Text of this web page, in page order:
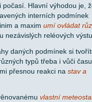
Hlavní výhodou je,
interních podmínek
a maxim umí ovládat
nezávislých reléových
daných podmínek si
typů třeba i vůči
přesnou reakci na stav a
vlastní